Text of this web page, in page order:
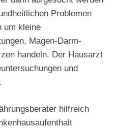
Problemen
um kleine
Magen-Darm-
handeln. Der Hausarzt
und
hilfreich